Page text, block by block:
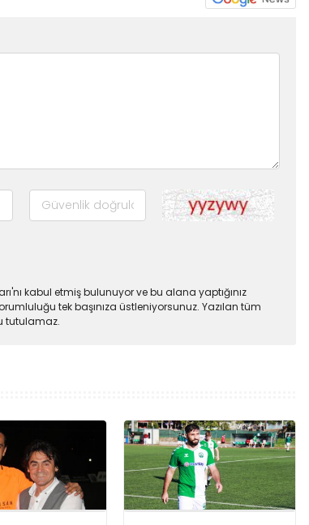
kabul etmiş bulunuyor ve bu alana yaptığınız
tek başınıza üstleniyorsunuz. Yazılan tüm
tutulamaz.